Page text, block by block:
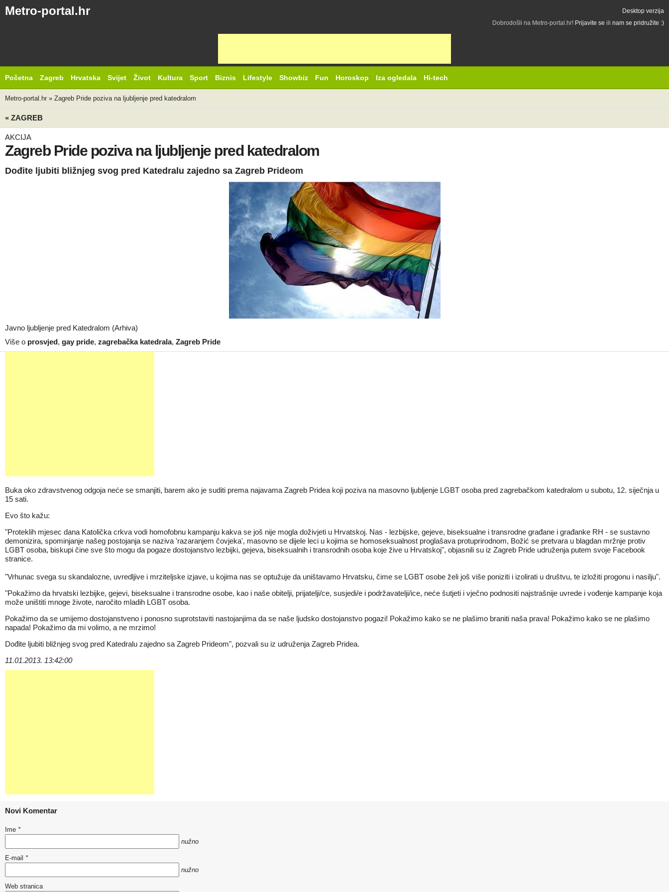
Metro-portal.hr
Desktop verzija
Dobrodošli na Metro-portal.hr! Prijavite se ili nam se pridružite :)
Početna Zagreb Hrvatska Svijet Život Kultura Sport Biznis Lifestyle Showbiz Fun Horoskop Iza ogledala Hi-tech
Metro-portal.hr » Zagreb Pride poziva na ljubljenje pred katedralom
« ZAGREB
AKCIJA
Zagreb Pride poziva na ljubljenje pred katedralom
Dođite ljubiti bližnjeg svog pred Katedralu zajedno sa Zagreb Prideom
Javno ljubljenje pred Katedralom (Arhiva)
Više o prosvjed, gay pride, zagrebačka katedrala, Zagreb Pride
Buka oko zdravstvenog odgoja neće se smanjiti, barem ako je suditi prema najavama Zagreb Pridea koji poziva na masovno ljubljenje LGBT osoba pred zagrebačkom katedralom u subotu, 12. siječnja u
15 sati.
Evo što kažu:
"Proteklih mjesec dana Katolička crkva vodi homofobnu kampanju kakva se još nije mogla doživjeti u Hrvatskoj. Nas - lezbijske, gejeve, biseksualne i transrodne građane i građanke RH - se sustavno
demonizira, spominjanje našeg postojanja se naziva 'razaranjem čovjeka', masovno se dijele leci u kojima se homoseksualnost proglašava protuprirodnom, Božić se pretvara u blagdan mržnje protiv
LGBT osoba, biskupi čine sve što mogu da pogaze dostojanstvo lezbijki, gejeva, biseksualnih i transrodnih osoba koje žive u Hrvatskoj", objasnili su iz Zagreb Pride udruženja putem svoje Facebook
stranice.
"Vrhunac svega su skandalozne, uvredljive i mrziteljske izjave, u kojima nas se optužuje da uništavamo Hrvatsku, čime se LGBT osobe želi još više poniziti i izolirati u društvu, te izložiti progonu i nasilju".
"Pokažimo da hrvatski lezbijke, gejevi, biseksualne i transrodne osobe, kao i naše obitelji, prijatelji/ce, susjedi/e i podržavatelji/ice, neće šutjeti i vječno podnositi najstrašnije uvrede i vođenje kampanje koja
može uništiti mnoge živote, naročito mladih LGBT osoba.
Pokažimo da se umijemo dostojanstveno i ponosno suprotstaviti nastojanjima da se naše ljudsko dostojanstvo pogazi! Pokažimo kako se ne plašimo braniti naša prava! Pokažimo kako se ne plašimo
napada! Pokažimo da mi volimo, a ne mrzimo!
Dođite ljubiti bližnjeg svog pred Katedralu zajedno sa Zagreb Prideom", pozvali su iz udruženja Zagreb Pridea.
11.01.2013. 13:42:00
Novi Komentar
Ime *
nužno
E-mail *
nužno
Web stranica